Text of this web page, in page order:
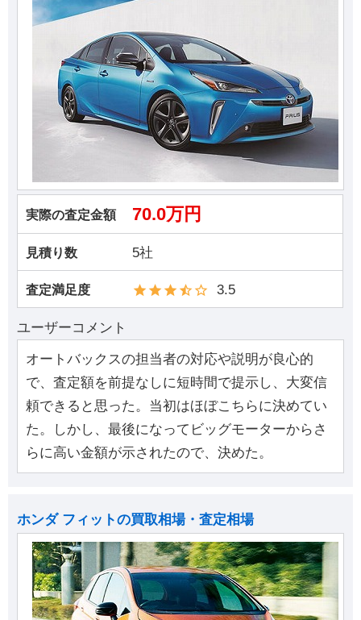
実際の査定金額 70.0万円
見積り数 5社
査定満足度 3.5
ユーザーコメント
オートバックスの担当者の対応や説明が良心的
で、査定額を前提なしに短時間で提示し、大変信
頼できると思った。当初はほぼこちらに決めてい
た。しかし、最後になってビッグモーターからさ
らに高い金額が示されたので、決めた。
ホンダ フィットの買取相場・査定相場